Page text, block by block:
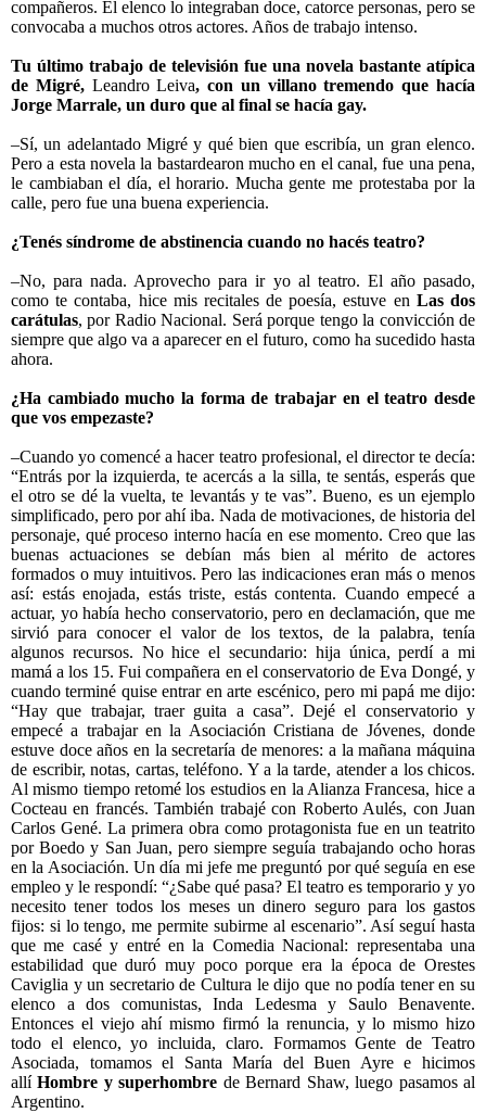
compañeros. El elenco lo integraban doce, catorce personas, pero se
convocaba a muchos otros actores. Años de trabajo intenso.
Tu último trabajo de televisión fue una novela bastante atípica
de Migré, Leandro Leiva, con un villano tremendo que hacía
Jorge Marrale, un duro que al final se hacía gay.
–Sí, un adelantado Migré y qué bien que escribía, un gran elenco.
Pero a esta novela la bastardearon mucho en el canal, fue una pena,
le cambiaban el día, el horario. Mucha gente me protestaba por la
calle, pero fue una buena experiencia.
¿Tenés síndrome de abstinencia cuando no hacés teatro?
–No, para nada. Aprovecho para ir yo al teatro. El año pasado,
como te contaba, hice mis recitales de poesía, estuve enLas dos
carátulas, por Radio Nacional. Será porque tengo la convicción de
siempre que algo va a aparecer en el futuro, como ha sucedido hasta
ahora.
¿Ha cambiado mucho la forma de trabajar en el teatro desde
que vos empezaste?
–Cuando yo comencé a hacer teatro profesional, el director te decía:
“Entrás por la izquierda, te acercás a la silla, te sentás, esperás que
el otro se dé la vuelta, te levantás y te vas”. Bueno, es un ejemplo
simplificado, pero por ahí iba. Nada de motivaciones, de historia del
personaje, qué proceso interno hacía en ese momento. Creo que las
buenas actuaciones se debían más bien al mérito de actores
formados o muy intuitivos. Pero las indicaciones eran más o menos
así: estás enojada, estás triste, estás contenta. Cuando empecé a
actuar, yo había hecho conservatorio, pero en declamación, que me
sirvió para conocer el valor de los textos, de la palabra, tenía
algunos recursos. No hice el secundario: hija única, perdí a mi
mamá a los 15. Fui compañera en el conservatorio de Eva Dongé, y
cuando terminé quise entrar en arte escénico, pero mi papá me dijo:
“Hay que trabajar, traer guita a casa”. Dejé el conservatorio y
empecé a trabajar en la Asociación Cristiana de Jóvenes, donde
estuve doce años en la secretaría de menores: a la mañana máquina
de escribir, notas, cartas, teléfono. Y a la tarde, atender a los chicos.
Al mismo tiempo retomé los estudios en la Alianza Francesa, hice a
Cocteau en francés. También trabajé con Roberto Aulés, con Juan
Carlos Gené. La primera obra como protagonista fue en un teatrito
por Boedo y San Juan, pero siempre seguía trabajando ocho horas
en la Asociación. Un día mi jefe me preguntó por qué seguía en ese
empleo y le respondí: “¿Sabe qué pasa? El teatro es temporario y yo
necesito tener todos los meses un dinero seguro para los gastos
fijos: si lo tengo, me permite subirme al escenario”. Así seguí hasta
que me casé y entré en la Comedia Nacional: representaba una
estabilidad que duró muy poco porque era la época de Orestes
Caviglia y un secretario de Cultura le dijo que no podía tener en su
elenco a dos comunistas, Inda Ledesma y Saulo Benavente.
Entonces el viejo ahí mismo firmó la renuncia, y lo mismo hizo
todo el elenco, yo incluida, claro. Formamos Gente de Teatro
Asociada, tomamos el Santa María del Buen Ayre e hicimos
allíHombre y superhombre de Bernard Shaw, luego pasamos al
Argentino.